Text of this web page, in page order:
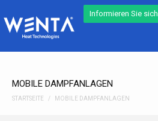
Informieren Sie sich
MOBILE DAMPFANLAGEN
STARTSEITE MOBILE DAMPFANLAGEN